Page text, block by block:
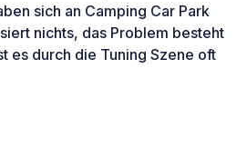
sich an Camping Car Park
nichts, das Problem besteht
es durch die Tuning Szene oft